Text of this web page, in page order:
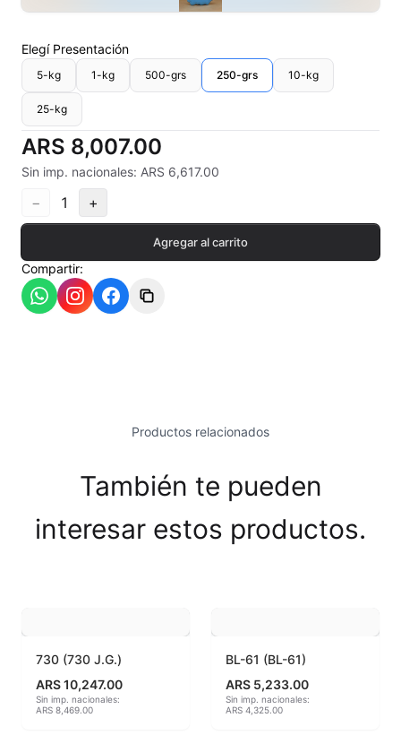
Conos pirometricos Orton
Contramoldes
Crayones cerámicos
Crisoles refractarios
Esmaltes Artisticos
Esmaltes para enlozado de chapa
Esmaltes para gres (1150º - 1200º)
Fritas cerámicas
Granillas (970ºC-1020ºC)
Elegí Presentación
5-kg 1-kg 500-grs 250-grs 10-kg
25-kg
ARS 8,007.00
Sin imp. nacionales: ARS 6,617.00
− 1 +
Agregar al carrito
Compartir:
Productos relacionados
También te pueden
interesar estos productos.
730 (730 J.G.)
ARS 10,247.00
Sin imp. nacionales:
ARS 8,469.00
BL-61 (BL-61)
ARS 5,233.00
Sin imp. nacionales:
ARS 4,325.00